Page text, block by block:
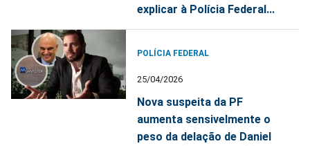
explicar à Polícia Federal...
POLÍCIA FEDERAL
25/04/2026
Nova suspeita da PF
aumenta sensivelmente o
peso da delação de Daniel